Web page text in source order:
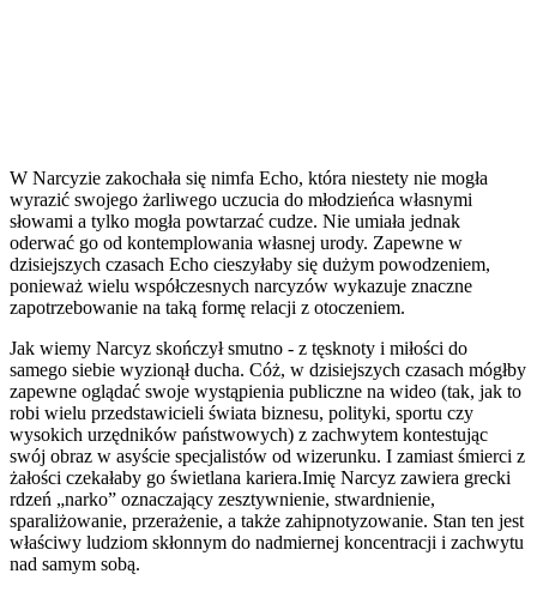
W Narcyzie zakochała się nimfa Echo, która niestety nie mogła
wyrazić swojego żarliwego uczucia do młodzieńca własnymi
słowami a tylko mogła powtarzać cudze. Nie umiała jednak
oderwać go od kontemplowania własnej urody. Zapewne w
dzisiejszych czasach Echo cieszyłaby się dużym powodzeniem,
ponieważ wielu współczesnych narcyzów wykazuje znaczne
zapotrzebowanie na taką formę relacji z otoczeniem.
Jak wiemy Narcyz skończył smutno - z tęsknoty i miłości do
samego siebie wyzionął ducha. Cóż, w dzisiejszych czasach mógłby
zapewne oglądać swoje wystąpienia publiczne na wideo (tak, jak to
robi wielu przedstawicieli świata biznesu, polityki, sportu czy
wysokich urzędników państwowych) z zachwytem kontestując
swój obraz w asyście specjalistów od wizerunku. I zamiast śmierci z
żałości czekałaby go świetlana kariera.Imię Narcyz zawiera grecki
rdzeń „narko” oznaczający zesztywnienie, stwardnienie,
sparaliżowanie, przerażenie, a także zahipnotyzowanie. Stan ten jest
właściwy ludziom skłonnym do nadmiernej koncentracji i zachwytu
nad samym sobą.